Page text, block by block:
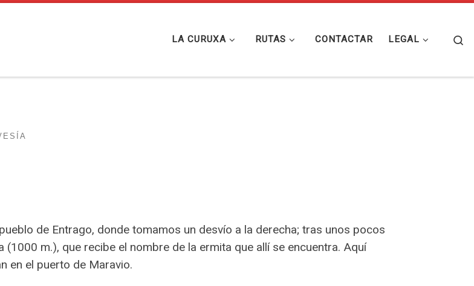
LA CURUXA RUTAS CONTACTAR LEGAL
de Entrago, donde tomamos un desvío a la derecha; tras unos pocos
m.), que recibe el nombre de la ermita que allí se encuentra. Aquí
en el puerto de Maravio.